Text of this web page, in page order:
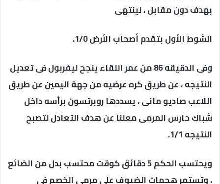
بهدف دون مقابل ، لينتهى
الشوط الأول بتقدم أصحاب الأرض 1/0.
وفى الدقيقه 86 من عمر اللقاء ينجح ليفربول فى تعديل
النتيجه ، عن طريق كره عرضيه من جهة اليمين عن طريق
اللاعب صاديو مانى ، يسددها روبرتسون برأسه داخل
شباك حارس المرمى معلناً عن هدف التعادل لتصبح
النتيجه 1/1.
ويحتسب الحكم 5 دقائق كوقت محتسب بدل من الضائع
، وتستمر هجمات الضيوف على مرمى الخصم فى